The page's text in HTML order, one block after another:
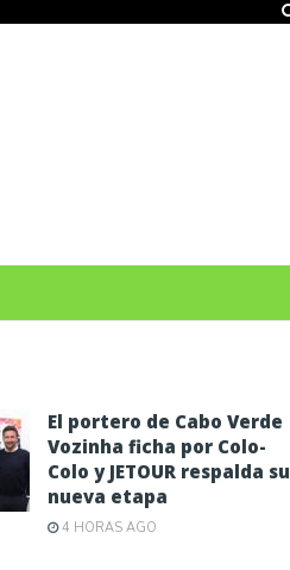
El portero de Cabo Verde
Vozinha ficha por Colo-
Colo y JETOUR respalda su
nueva etapa
4 HORAS AGO